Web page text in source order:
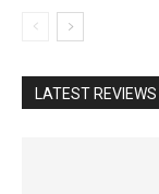
LATEST REVIEWS